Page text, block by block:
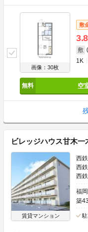
画像：30枚
敷
3.8
敷
1K
空
ビレッジハウス甘木一
賃貸マンション
西
西
西
福
築